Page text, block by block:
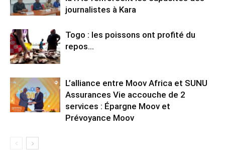
journalistes à Kara
Togo : les poissons ont profité du
repos…
L’alliance entre Moov Africa et SUNU
Assurances Vie accouche de 2
services : Épargne Moov et
Prévoyance Moov